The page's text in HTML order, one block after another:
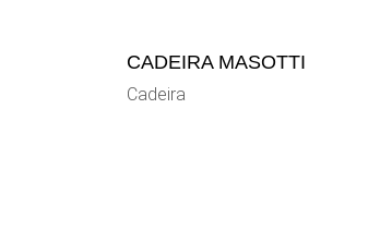
CADEIRA MASOTTI
Cadeira